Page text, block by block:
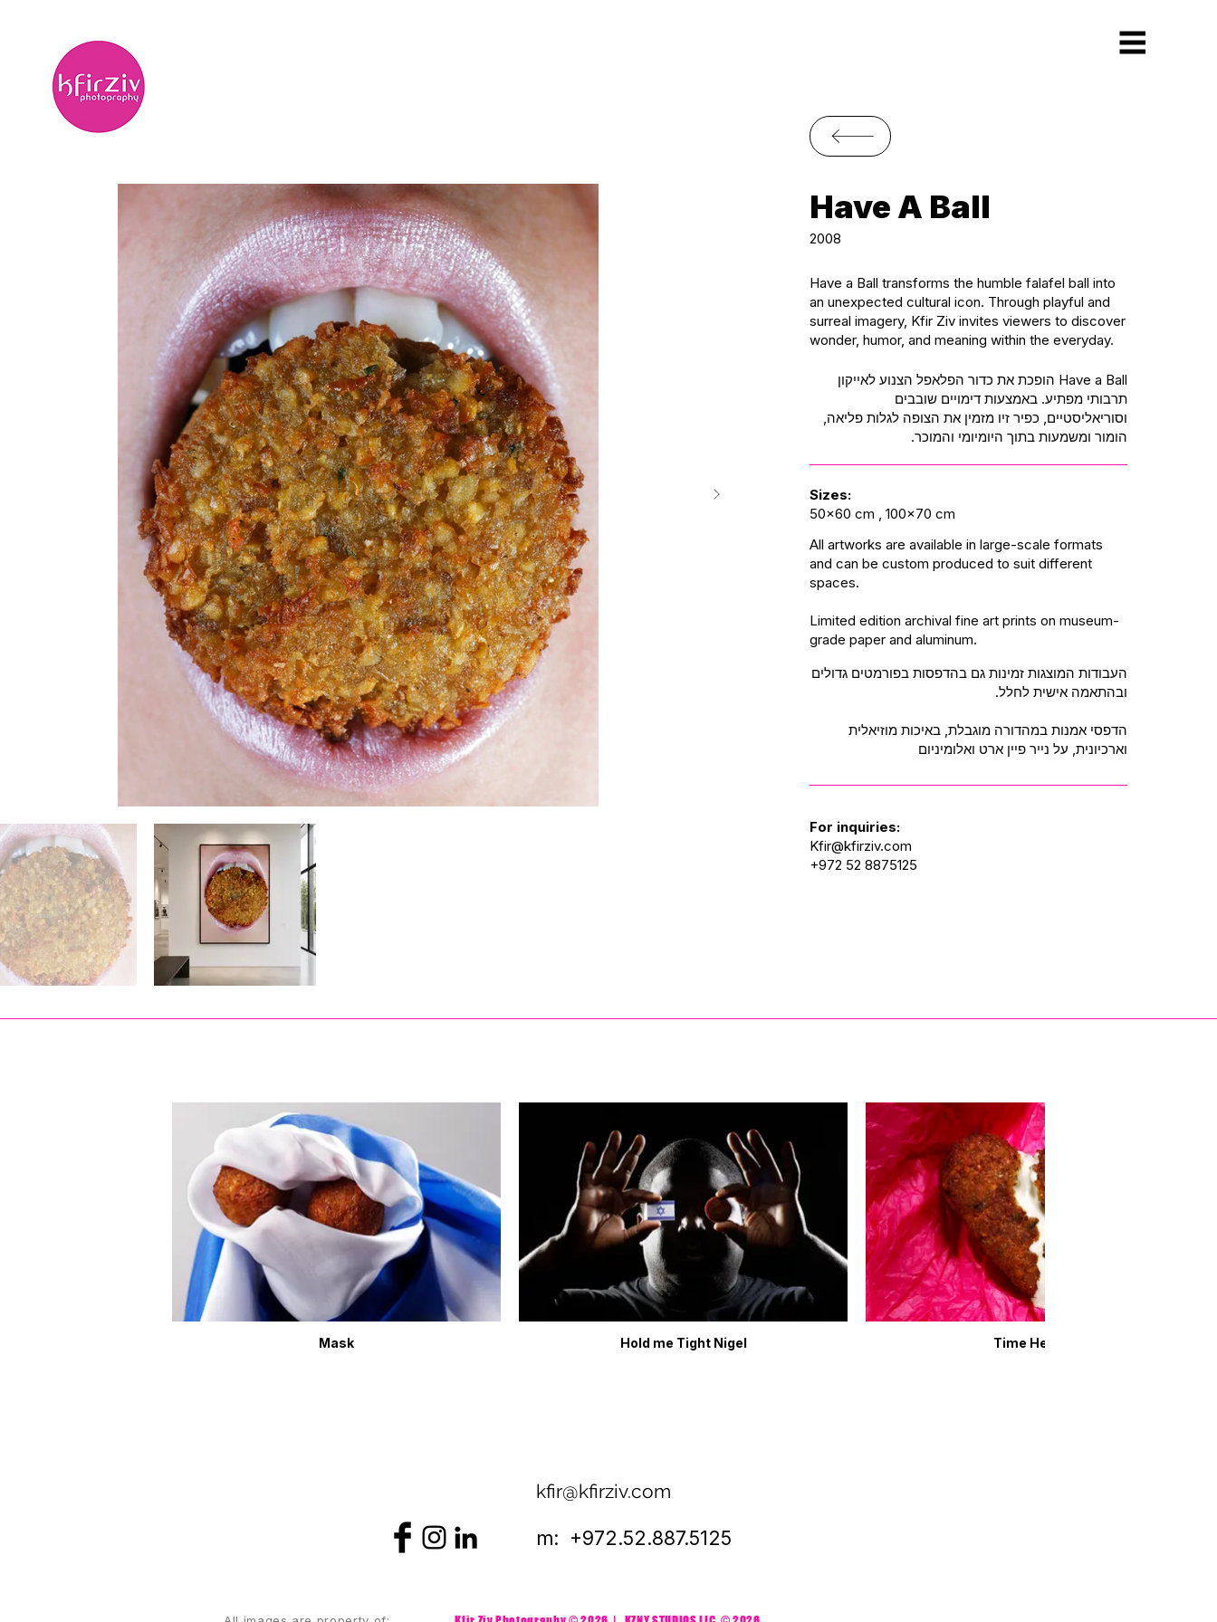
Have A Ball
2008
Have a Ball transforms the humble falafel ball into
an unexpected cultural icon. Through playful and
surreal imagery, Kfir Ziv invites viewers to discover
wonder, humor, and meaning within the everyday.
Have a Ball הופכת את כדור הפלאפל הצנוע לאייקון
תרבותי מפתיע. באמצעות דימויים שובבים
וסוריאליסטיים, כפיר זיו מזמין את הצופה לגלות פליאה,
הומור ומשמעות בתוך היומיומי והמוכר.
Sizes:
50x60 cm , 100x70 cm
All artworks are available in large-scale formats
and can be custom produced to suit different
spaces.
Limited edition archival fine art prints on museum-
grade paper and aluminum.
העבודות המוצגות זמינות גם בהדפסות בפורמטים גדולים
ובהתאמה אישית לחלל.
הדפסי אמנות במהדורה מוגבלת, באיכות מוזיאלית
וארכיונית, על נייר פיין ארט ואלומיניום
For inquiries:
Kfir@kfirziv.com
+972 52 8875125
Mask Hold me Tight Nigel Time Heals
kfir@kfirziv.com
m: +972.52.887.5125